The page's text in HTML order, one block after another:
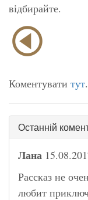
відбирайте.
Коментувати тут
Останній
Лана
Рассказ не
любит